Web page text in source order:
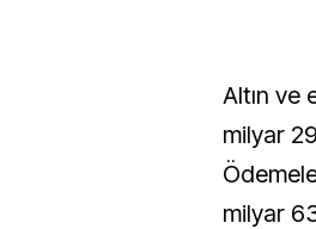
Altın ve
milyar
milyar